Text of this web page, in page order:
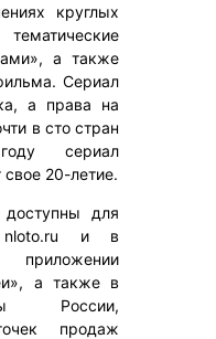
круглых
а также
Сериал
а права на
в сто стран
сериал
20-летие.
доступны для
nloto.ru и в
а также в
России,
продаж